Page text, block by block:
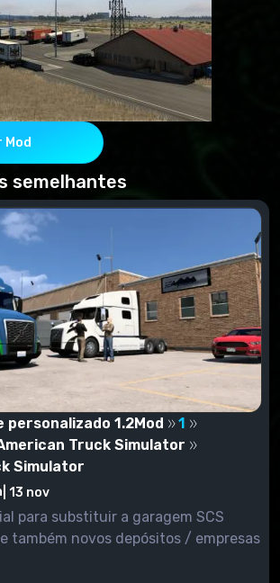
Mod
semelhantes
personalizado 1.2Mod
1
Truck Simulator
Simulator
13 nov
para substituir a garagem SCS
também novos depósitos / empresas